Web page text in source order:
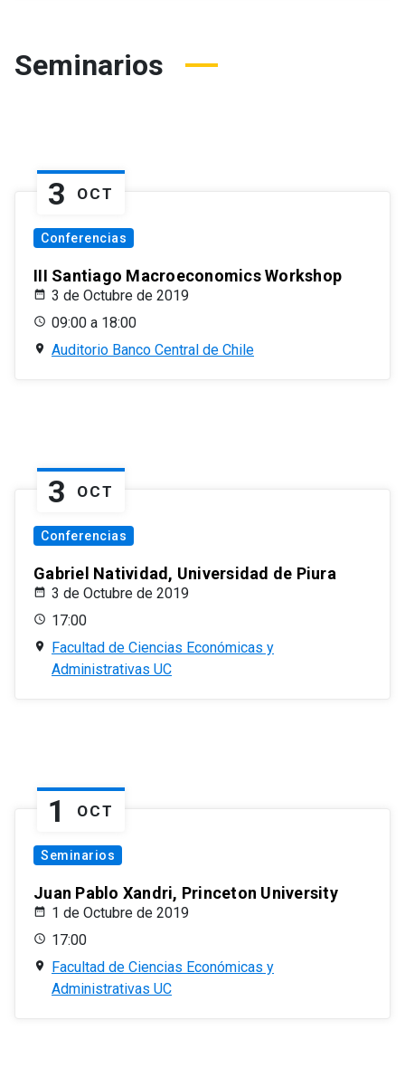
Seminarios
3 OCT
Conferencias
III Santiago Macroeconomics Workshop
3 de Octubre de 2019
09:00 a 18:00
Auditorio Banco Central de Chile
3 OCT
Conferencias
Gabriel Natividad, Universidad de Piura
3 de Octubre de 2019
17:00
Facultad de Ciencias Económicas y
Administrativas UC
1 OCT
Seminarios
Juan Pablo Xandri, Princeton University
1 de Octubre de 2019
17:00
Facultad de Ciencias Económicas y
Administrativas UC